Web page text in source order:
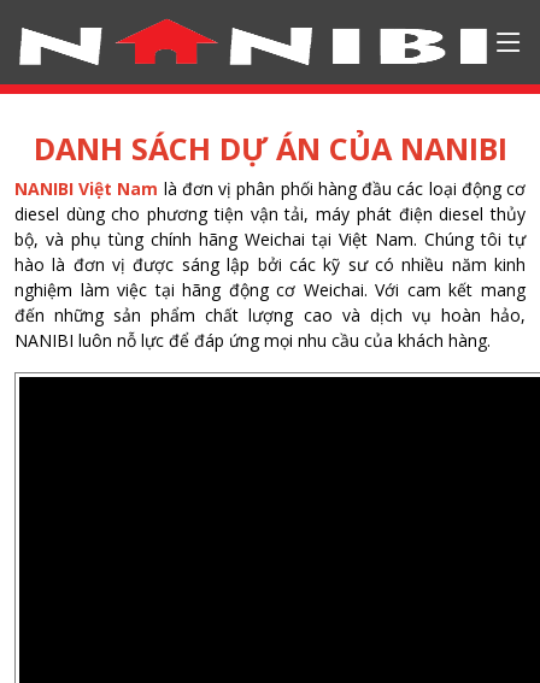
DANH SÁCH DỰ ÁN CỦA NANIBI
NANIBI Việt Nam là đơn vị phân phối hàng đầu các loại động cơ
diesel dùng cho phương tiện vận tải, máy phát điện diesel thủy
bộ, và phụ tùng chính hãng Weichai tại Việt Nam. Chúng tôi tự
hào là đơn vị được sáng lập bởi các kỹ sư có nhiều năm kinh
nghiệm làm việc tại hãng động cơ Weichai. Với cam kết mang
đến những sản phẩm chất lượng cao và dịch vụ hoàn hảo,
NANIBI luôn nỗ lực để đáp ứng mọi nhu cầu của khách hàng.